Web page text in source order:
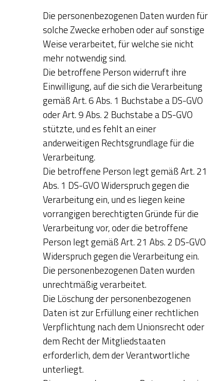
Die personenbezogenen Daten wurden für
solche Zwecke erhoben oder auf sonstige
Weise verarbeitet, für welche sie nicht
mehr notwendig sind.
Die betroffene Person widerruft ihre
Einwilligung, auf die sich die Verarbeitung
gemäß Art. 6 Abs. 1 Buchstabe a DS-GVO
oder Art. 9 Abs. 2 Buchstabe a DS-GVO
stützte, und es fehlt an einer
anderweitigen Rechtsgrundlage für die
Verarbeitung.
Die betroffene Person legt gemäß Art. 21
Abs. 1 DS-GVO Widerspruch gegen die
Verarbeitung ein, und es liegen keine
vorrangigen berechtigten Gründe für die
Verarbeitung vor, oder die betroffene
Person legt gemäß Art. 21 Abs. 2 DS-GVO
Widerspruch gegen die Verarbeitung ein.
Die personenbezogenen Daten wurden
unrechtmäßig verarbeitet.
Die Löschung der personenbezogenen
Daten ist zur Erfüllung einer rechtlichen
Verpflichtung nach dem Unionsrecht oder
dem Recht der Mitgliedstaaten
erforderlich, dem der Verantwortliche
unterliegt.